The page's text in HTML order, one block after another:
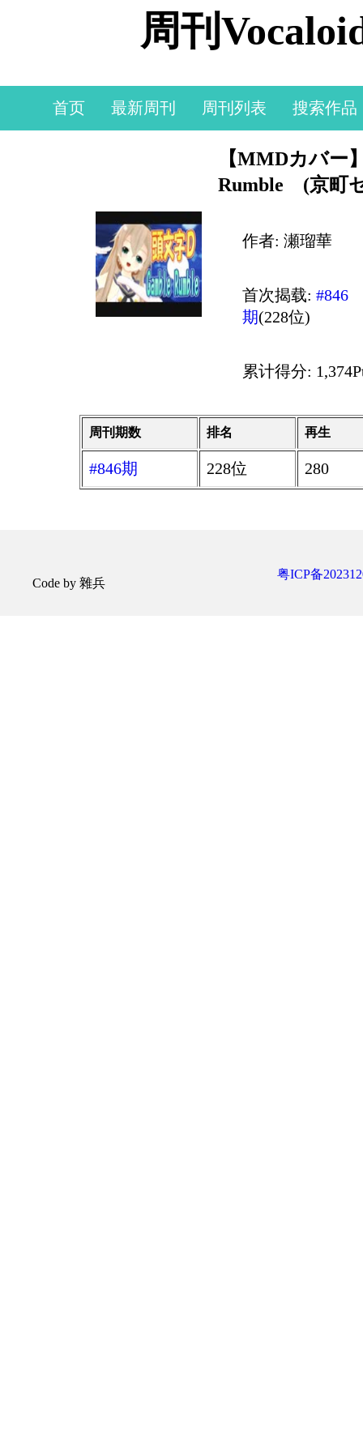
周刊
首页 最新周刊 周刊列表 搜索作品
【MMDカバ
Rumble (京町
作者: 瀬瑠華
首次揭载:#846
期(228位)
累计得分:
周刊期数 排名 再生
#846期 228位 280
Code by 雜兵
粤ICP备